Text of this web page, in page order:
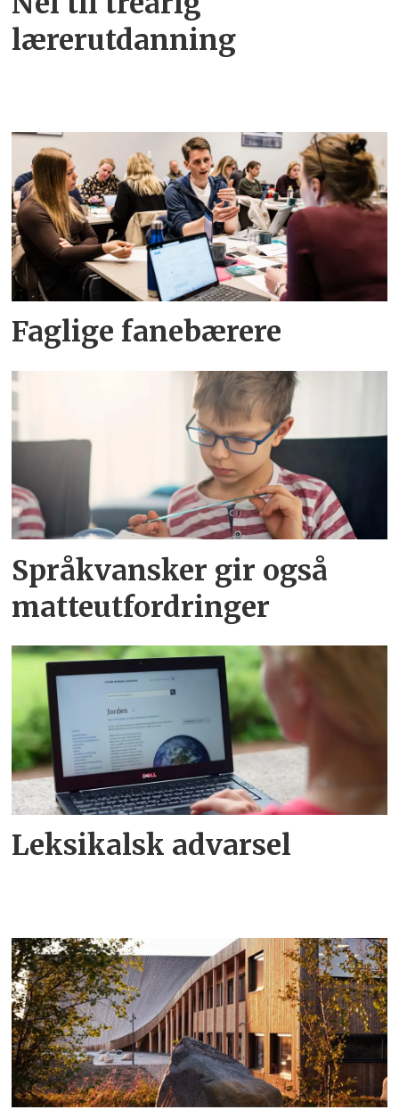
lærerutdanning
Faglige fanebærere
Språkvansker gir også
matteutfordringer
Leksikalsk advarsel